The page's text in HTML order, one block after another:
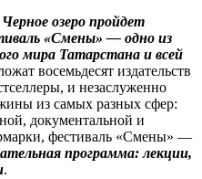
озеро пройдет
«Смены» — одно из
мира Татарстана и всей
восемьдесят издательств
и незаслуженно
из самых разных сфер:
документальной и
фестиваль «Смены» —
программа: лекции,
.